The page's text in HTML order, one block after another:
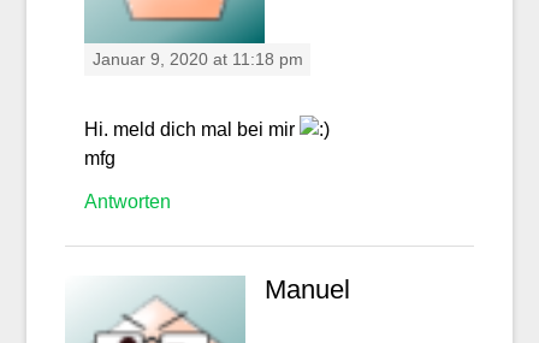
Januar 9, 2020 at 11:18 pm
Hi. meld dich mal bei mir
mfg
Antworten
Manuel